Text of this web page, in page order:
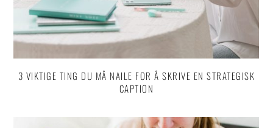
3 VIKTIGE TING DU MÅ NAILE FOR Å SKRIVE EN STRATEGISK
CAPTION